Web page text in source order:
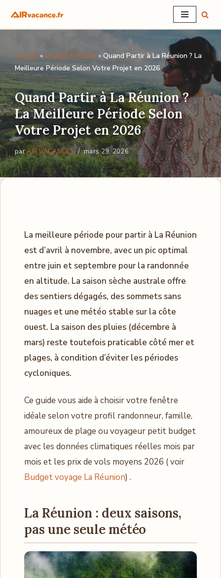
Aller
contenu
Accueil » Voyage Réunion » Quand Partir à La Réunion ? La
Meilleure Période Selon Votre Projet en 2026
Quand Partir à La Réunion ?
La Meilleure Période Selon
Votre Projet en 2026
parAIR VACANCES mars 29, 2026
La meilleure période pour partir à La Réunion
est d’avril à novembre, avec un pic optimal
entre juin et septembre pour la randonnée
en altitude. La saison sèche australe offre
des sentiers dégagés, des sommets sans
nuages et une météo stable sur la côte
ouest. La saison des pluies (décembre à
mars) reste toutefois praticable côté mer et
plages, à condition d’éviter les périodes
cycloniques.
Ce guide vous aide à choisir votre fenêtre
idéale selon votre profil randonneur, famille,
amoureux de plage ou voyageur petit budget
avec les données climatiques réelles mois par
mois et les prix de vols moyens 2026 ( voir
Budget voyage La Réunion) .
La Réunion : deux saisons,
pas une seule météo